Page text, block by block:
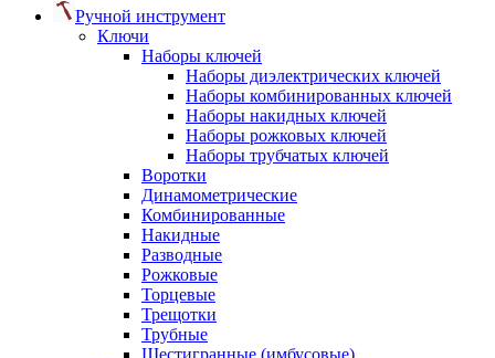
Ручной инструмент
Ключи
Наборы ключей
Наборы диэлектрических ключей
Наборы комбинированных ключей
Наборы накидных ключей
Наборы рожковых ключей
Наборы трубчатых ключей
Воротки
Динамометрические
Комбинированные
Накидные
Разводные
Рожковые
Торцевые
Трещотки
Трубные
Шестигранные (имбусовые)